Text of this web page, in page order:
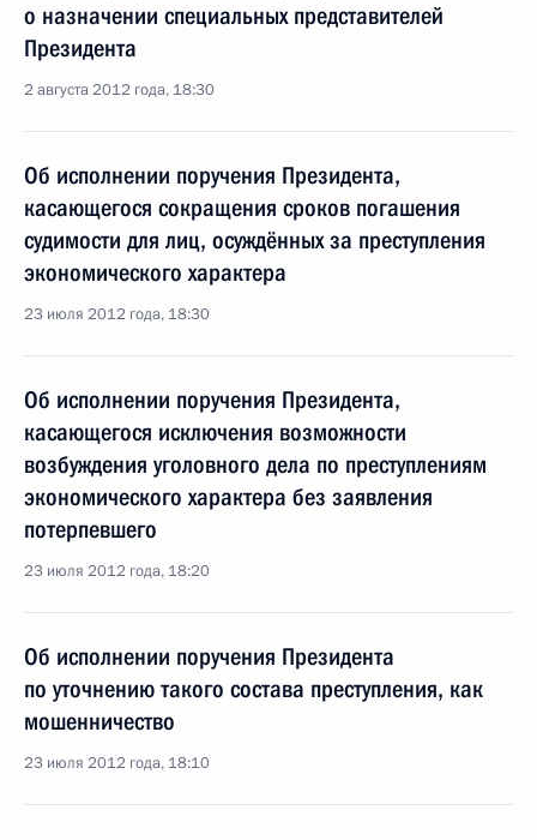
о назначении специальных представителей
Президента
2 августа 2012 года, 18:30
Об исполнении поручения Президента,
касающегося сокращения сроков погашения
судимости для лиц, осуждённых за преступления
экономического характера
23 июля 2012 года, 18:30
Об исполнении поручения Президента,
касающегося исключения возможности
возбуждения уголовного дела по преступлениям
экономического характера без заявления
потерпевшего
23 июля 2012 года, 18:20
Об исполнении поручения Президента
по уточнению такого состава преступления, как
мошенничество
23 июля 2012 года, 18:10